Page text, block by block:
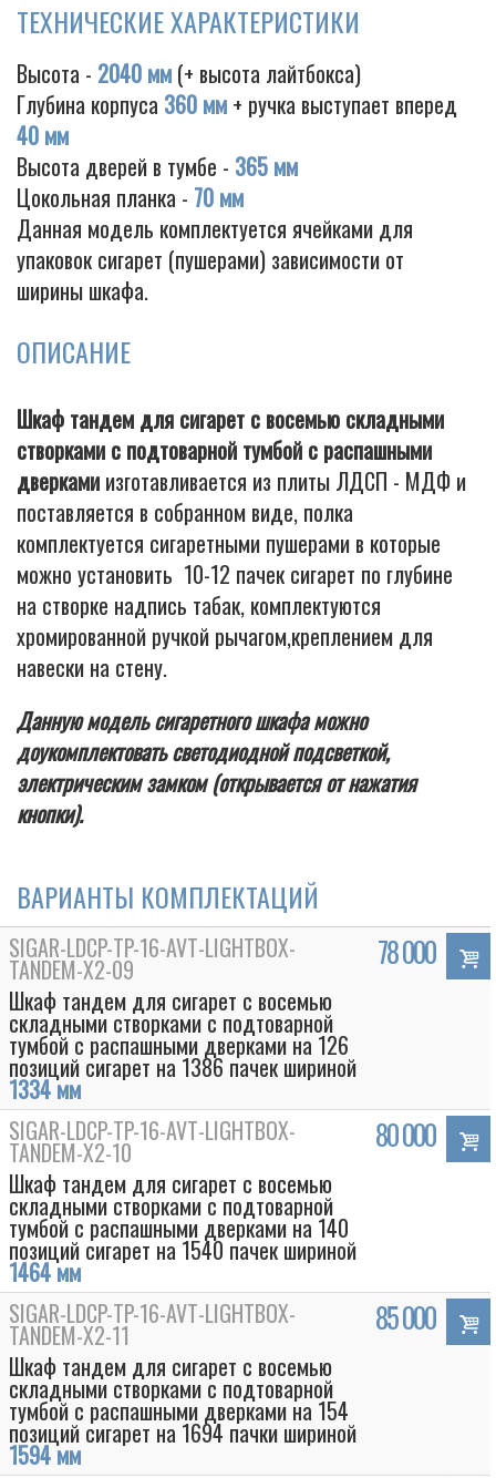
ТЕХНИЧЕСКИЕ ХАРАКТЕРИСТИКИ
Высота - 2040 мм (+ высота лайтбокса)
Глубина корпуса 360 мм + ручка выступает вперед
40 мм
Высота дверей в тумбе - 365 мм
Цокольная планка - 70 мм
Данная модель комплектуется ячейками для
упаковок сигарет (пушерами) зависимости от
ширины шкафа.
ОПИСАНИЕ
Шкаф тандем для сигарет с восемью складными
створками с подтоварной тумбой с распашными
дверками изготавливается из плиты ЛДСП - МДФ и
поставляется в собранном виде, полка
комплектуется сигаретными пушерами в которые
можно установить 10-12 пачек сигарет по глубине
на створке надпись табак, комплектуются
хромированной ручкой рычагом,креплением для
навески на стену.
Данную модель сигаретного шкафа можно
доукомплектовать светодиодной подсветкой,
электрическим замком (открывается от нажатия
кнопки).
ВАРИАНТЫ КОМПЛЕКТАЦИЙ
SIGAR-LDCP-TP-16-AVT-LIGHTBOX-
TANDEM-Х2-09
Шкаф тандем для сигарет с восемью
складными створками с подтоварной
тумбой с распашными дверками на 126
позиций сигарет на 1386 пачек шириной
1334 мм
78 000
SIGAR-LDCP-TP-16-AVT-LIGHTBOX-
TANDEM-Х2-10
Шкаф тандем для сигарет с восемью
складными створками с подтоварной
тумбой с распашными дверками на 140
позиций сигарет на 1540 пачек шириной
1464 мм
80 000
SIGAR-LDCP-TP-16-AVT-LIGHTBOX-
TANDEM-Х2-11
Шкаф тандем для сигарет с восемью
складными створками с подтоварной
тумбой с распашными дверками на 154
позиций сигарет на 1694 пачки шириной
1594 мм
85 000